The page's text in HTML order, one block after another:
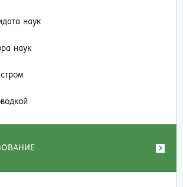
наук
наук